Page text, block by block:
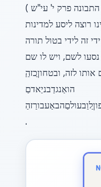
פרק י' עי"ש )
רוצה ליסע למדינות
זה לידי בטול תורה
לשם, ויש לו שם
אותו לזה, ובטחוןַכזהַַ
הואַנגדַבניַאדםַ
.